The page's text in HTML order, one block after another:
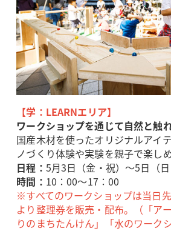
【学：LEARNエリア】
ワークショップを通じて自然と触
国産木材を使ったオリジナルアイ
ノづくり体験や実験を親子で楽しめ
日程： 5月3日（金・祝）～5日（日
時間： 10：00～17：00
※すべてのワークショップは当日
より整理券を販売・配布。（「ア
りのまちたんけん」「水のワーク